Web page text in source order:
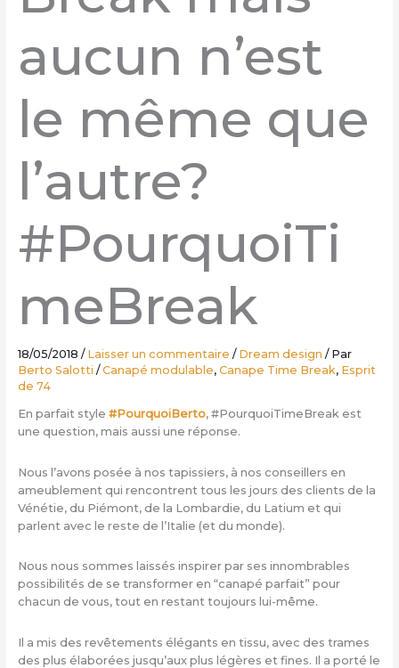
aucun n’est
le même que
l’autre?
#PourquoiTi
meBreak
18/05/2018 / Laisser un commentaire / Dream design / Par
Berto Salotti /Canapé modulable, Canape Time Break, Esprit
de 74
En parfait style #PourquoiBerto, #PourquoiTimeBreak est
une question, mais aussi une réponse.
Nous l’avons posée à nos tapissiers, à nos conseillers en
ameublement qui rencontrent tous les jours des clients de la
Vénétie, du Piémont, de la Lombardie, du Latium et qui
parlent avec le reste de l’Italie (et du monde).
Nous nous sommes laissés inspirer par ses innombrables
possibilités de se transformer en “canapé parfait” pour
chacun de vous, tout en restant toujours lui-même.
Il a mis des revêtements élégants en tissu, avec des trames
des plus élaborées jusqu’aux plus légères et fines. Il a porté le